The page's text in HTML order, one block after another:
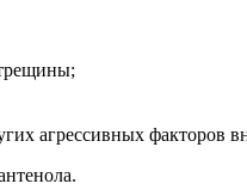
агрессивных факторов